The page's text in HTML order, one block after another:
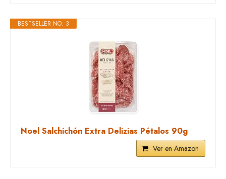
BESTSELLER NO. 3
Noel Salchichón Extra Delizias Pétalos 90g
Ver en Amazon